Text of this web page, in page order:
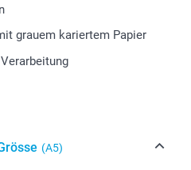
grauem kariertem Papier
(A5)